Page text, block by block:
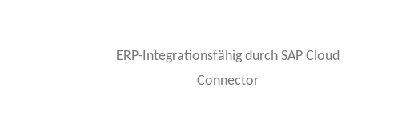
ERP-Integrationsfähig durch SAP Cloud
Connector